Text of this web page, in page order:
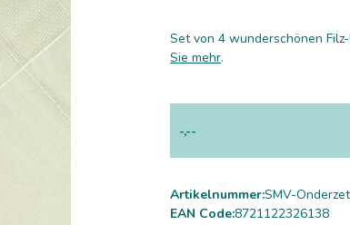
Set von 4 wunderschönen
Sie mehr.
-,--
Artikelnummer:SMV-
EAN Code:8721122326138